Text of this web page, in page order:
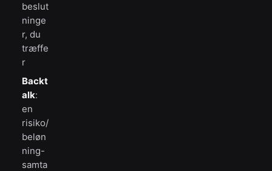
beslut
ninge
r, du
træffe
r
Backt
alk:
en
risiko/
beløn
ning-
samta